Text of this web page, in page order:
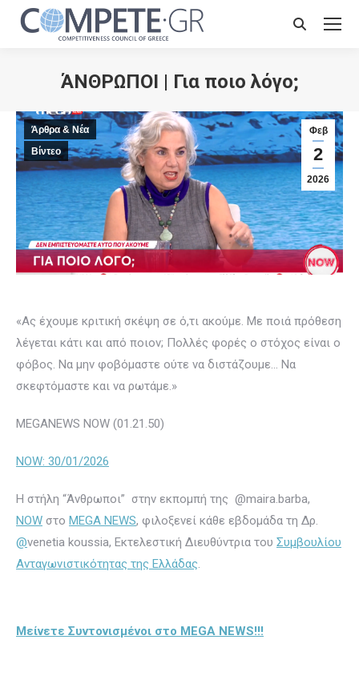
Search:
ΆΝΘΡΩΠΟΙ | Για ποιο λόγο;
Φεβ
2
2026
Άρθρα & Νέα
Βίντεο
«Ας έχουμε κριτική σκέψη σε ό,τι ακούμε. Με ποιά πρόθεση
λέγεται κάτι και από ποιον; Πολλές φορές ο στόχος είναι ο
φόβος. Να μην φοβόμαστε ούτε να διστάζουμε… Να
σκεφτόμαστε και να ρωτάμε.»
MEGANEWS NOW (01.21.50)
NOW: 30/01/2026
Η στήλη “Άνθρωποι” στην εκπομπή της @maira.barba,
NOW στο MEGA NEWS, φιλοξενεί κάθε εβδομάδα τη Δρ.
@venetia koussia, Εκτελεστική Διευθύντρια του Συμβουλίου
Ανταγωνιστικότητας της Ελλάδας.
Μείνετε Συντονισμένοι στο MEGA NEWS!!!